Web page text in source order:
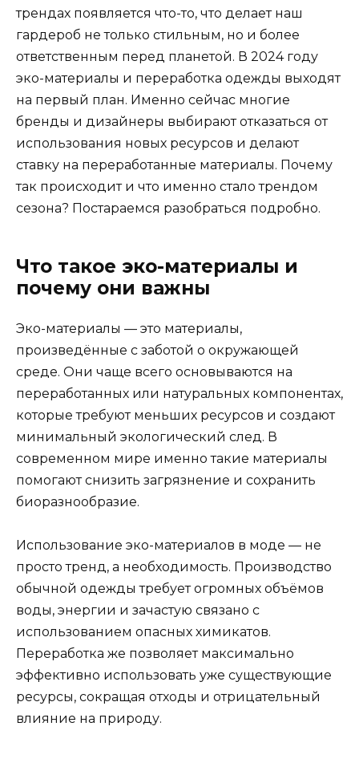
трендах появляется что-то, что делает наш
гардероб не только стильным, но и более
ответственным перед планетой. В 2024 году
эко-материалы и переработка одежды выходят
на первый план. Именно сейчас многие
бренды и дизайнеры выбирают отказаться от
использования новых ресурсов и делают
ставку на переработанные материалы. Почему
так происходит и что именно стало трендом
сезона? Постараемся разобраться подробно.
Что такое эко-материалы и
почему они важны
Эко-материалы — это материалы,
произведённые с заботой о окружающей
среде. Они чаще всего основываются на
переработанных или натуральных компонентах,
которые требуют меньших ресурсов и создают
минимальный экологический след. В
современном мире именно такие материалы
помогают снизить загрязнение и сохранить
биоразнообразие.
Использование эко-материалов в моде — не
просто тренд, а необходимость. Производство
обычной одежды требует огромных объёмов
воды, энергии и зачастую связано с
использованием опасных химикатов.
Переработка же позволяет максимально
эффективно использовать уже существующие
ресурсы, сокращая отходы и отрицательный
влияние на природу.